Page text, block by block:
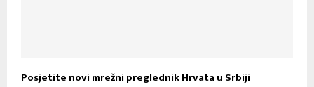
Posjetite novi mrežni preglednik Hrvata u Srbiji